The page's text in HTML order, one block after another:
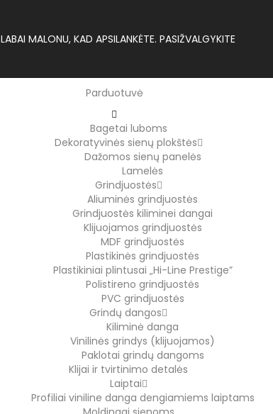
LABAI MALONU, KAD APSILANKĖTE. PASIŽVALGYKITE
Parduotuvė
Bagetai luboms
Dekoratyvinės sienų plokštės
Dažomos sienų panelės
Lamelės
Grindjuostės
Aliuminės grindjuostės
Grindjuostės kiliminei dangai
Klijuojamos grindjuostės
MDF grindjuostės
Plastikinės grindjuostės
Plastikiniai plintusai „Hi-Line Prestige”
Polistireno grindjuostės
PVC grindjuostės
Grindų dangos
Kiliminė danga
Vinilinės grindys (klijuojamos)
Paklotai grindų dangoms
Klijai ir tvirtinimo detalės
Laiptai
Profiliai viniline danga dengiamiems laiptams